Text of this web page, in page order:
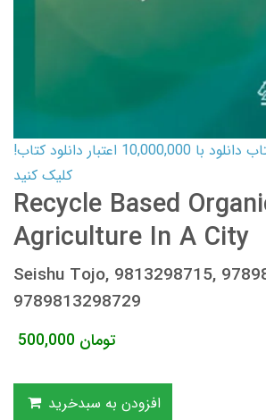
کارت اعتباری کتاب دانلود با 10,000,000 اعتبار دانلود کتاب!
کلیک کنید
Recycle Based
Agriculture In A City
Seishu Tojo, 9813298715,
9789813298729
500,000 تومان
افزودن به سبدخرید